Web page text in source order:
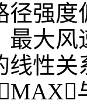
径强度
最大
线性关